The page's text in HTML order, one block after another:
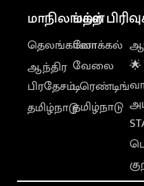
மாநிலங்கள்
தெலங்கானா
ஆந்திர
பிரதேசம்
தமிழ்நாடு
மற்ற
லோக்கல்
வேலை
டிரெண்டிங்
தமிழ்நாடு
🌟